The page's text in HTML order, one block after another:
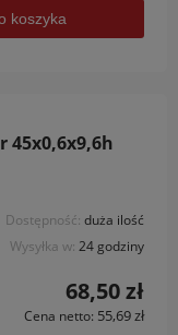
koszyka
45x0,6x9,6h
Dostępność: duża ilość
Wysyłka w: 24 godziny
68,50 zł
Cena netto: 55,69 zł